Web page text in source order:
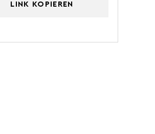
LINK KOPIEREN